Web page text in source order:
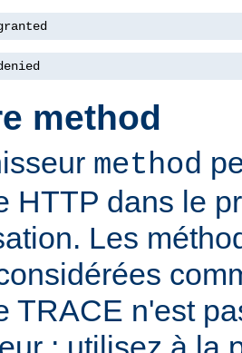
method
method
HTTP dans le
Les
TRACE n'est